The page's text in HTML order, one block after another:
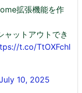
拡張機能を作
ャットアウトでき
t.co/TtOXFchI
10, 2025